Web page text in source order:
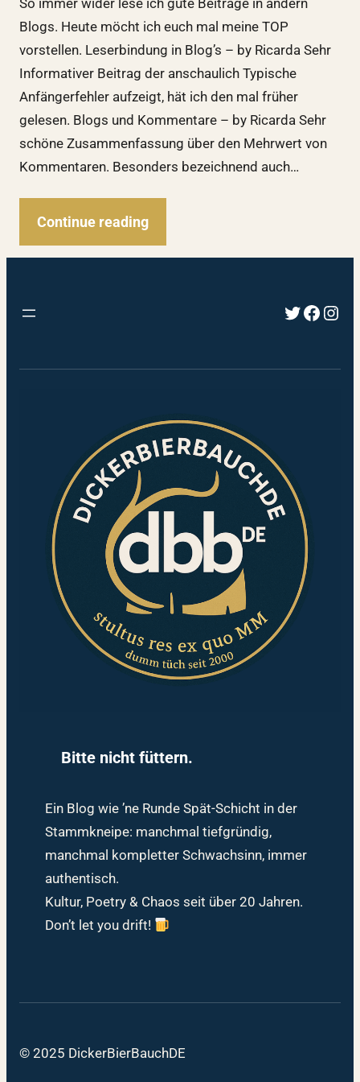
Blogs. Heute möcht ich euch mal meine TOP
vorstellen. Leserbindung in Blog’s – by Ricarda Sehr
Informativer Beitrag der anschaulich Typische
Anfängerfehler aufzeigt, hät ich den mal früher
gelesen. Blogs und Kommentare – by Ricarda Sehr
schöne Zusammenfassung über den Mehrwert von
Kommentaren. Besonders bezeichnend auch…
Continue reading
Twitter
Bitte nicht füttern.
Ein Blog wie ’ne Runde Spät-Schicht in der
Stammkneipe: manchmal tiefgründig,
manchmal kompletter Schwachsinn, immer
authentisch.
Kultur, Poetry & Chaos seit über 20 Jahren.
Don’t let you drift!
© 2025 DickerBierBauchDE